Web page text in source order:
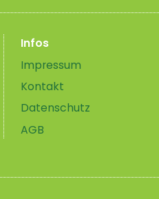
Infos
Impressum
Kontakt
Datenschutz
AGB